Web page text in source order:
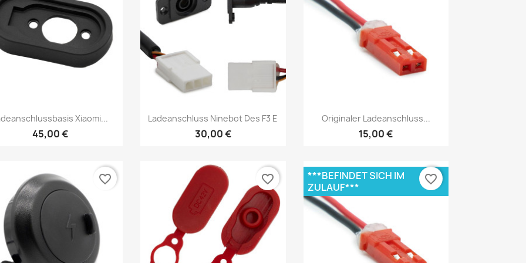
VorschauXiaomi...
45,00 €
Vorschau
Ladeanschluss Ninebot Des F3 E
30,00 €
Vorschau
Originaler Ladeanschluss...
15,00 €
favorite_border favorite_border
***BEFINDET SICH IM
ZULAUF***
favorite_border